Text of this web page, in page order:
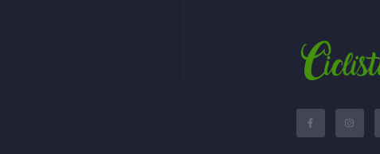
F
a
c
e
I
n
s
t